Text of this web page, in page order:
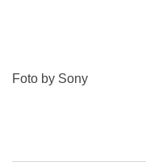
Foto by Sony